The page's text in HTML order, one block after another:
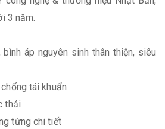
3 năm.
bình áp nguyên sinh thân thiện, siêu
tái khuẩn
thải
từng chi tiết